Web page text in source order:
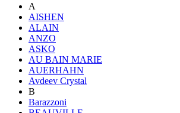
A
AISHEN
ALAIN
ANZO
ASKO
AU BAIN MARIE
AUERHAHN
Avdeev Crystal
B
Barazzoni